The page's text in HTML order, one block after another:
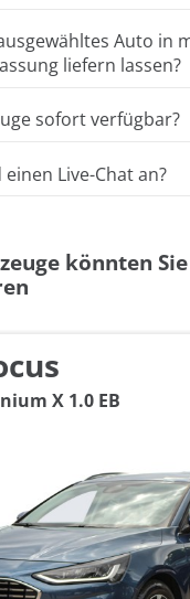
Auto in
liefern lassen?
sofort verfügbar?
Live-Chat an?
könnten
X 1.0 EB